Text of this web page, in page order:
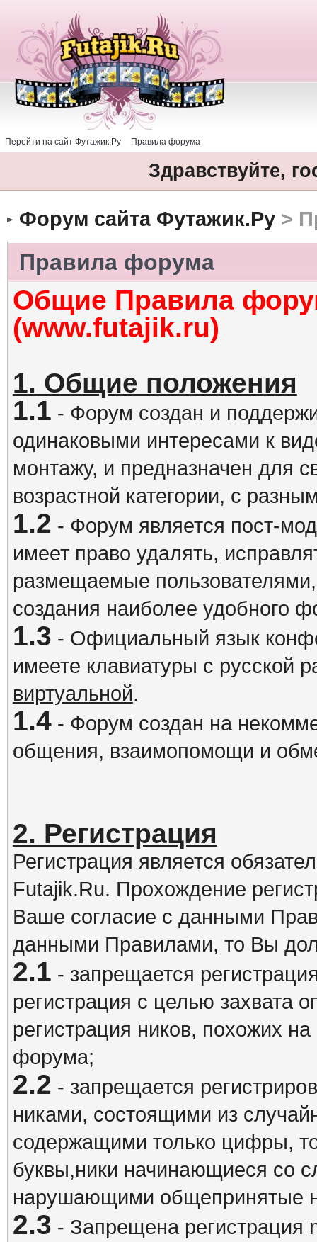
Перейти на сайт Футажик.Ру Правила форума
Здравствуйте,
Форум сайта Футажик.Ру>
Правила форума
Общие Правила
(www.futajik.ru)
1. Общие положения
1.1 - Форум создан и
одинаковыми интересами к
монтажу, и предназначен для
возрастной категории, с
1.2 - Форум является пост-
имеет право удалять,
размещаемые
создания наиболее удобного
1.3 - Официальный язык
имеете клавиатуры с русской
виртуальной.
1.4- Форум создан на
общения, взаимопомощи и
2. Регистрация
Регистрация является
Futajik.Ru. Прохождение
Ваше согласие с данными
данными Правилами, то Вы
2.1 - запрещается
регистрация с целью захвата
регистрация ников, похожих
форума;
2.2 - запрещается
никами, состоящими из
содержащими только цифры,
буквы,ники начинающиеся со
нарушающими общепринятые
2.3 - Запрещена регистрация